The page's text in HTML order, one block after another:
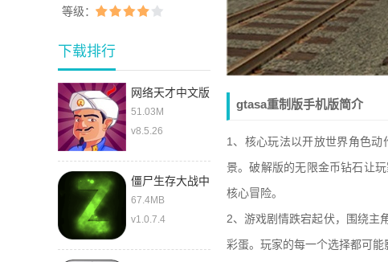
等级：
下载排行
网络天才中文版
51.03M
v8.5.26
僵尸生存大战中
文版
67.4MB
v1.0.7.4
gtasa重制版手机版简介
1、核心玩法以开放世界角色
景。破解版的无限金币钻石让
核心冒险。
2、游戏剧情跌宕起伏，围绕主
彩蛋。玩家的每一个选择都可能